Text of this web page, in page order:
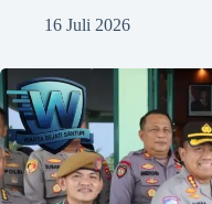
16 Juli 2026